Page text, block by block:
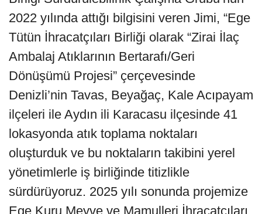
2022 yılında attığı bilgisini veren Jimi, “Ege
Tütün İhracatçıları Birliği olarak “Zirai İlaç
Ambalaj Atıklarının Bertarafı/Geri
Dönüşümü Projesi” çerçevesinde
Denizli’nin Tavas, Beyağaç, Kale Acıpayam
ilçeleri ile Aydın ili Karacasu ilçesinde 41
lokasyonda atık toplama noktaları
oluşturduk ve bu noktaların takibini yerel
yönetimlerle iş birliğinde titizlikle
sürdürüyoruz. 2025 yılı sonunda projemize
Ege Kuru Meyve ve Mamulleri İhracatçıları